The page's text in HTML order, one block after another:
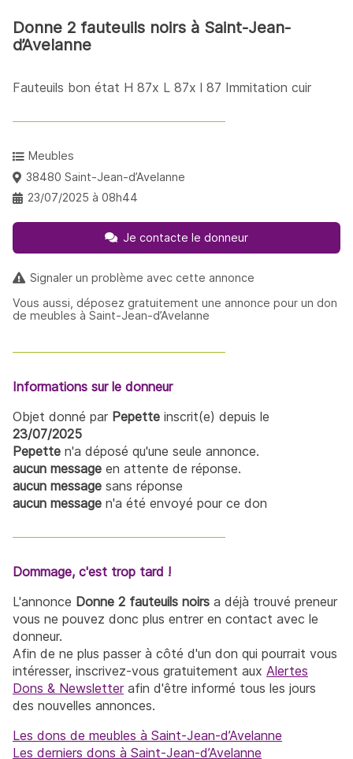
Donne 2 fauteuils noirs à Saint-Jean-
d’Avelanne
Fauteuils bon état H 87x L 87x l 87 Immitation cuir
Meubles
38480 Saint-Jean-d’Avelanne
23/07/2025 à 08h44
Je contacte le donneur
Signaler un problème avec cette annonce
Vous aussi, déposez gratuitement une annonce pour un don
de meubles à Saint-Jean-d’Avelanne
Informations sur le donneur
Objet donné par Pepette inscrit(e) depuis le
23/07/2025
Pepette n'a déposé qu'une seule annonce.
aucun message en attente de réponse.
aucun message sans réponse
aucun message n'a été envoyé pour ce don
Dommage, c'est trop tard !
L'annonce Donne 2 fauteuils noirs a déjà trouvé preneur
vous ne pouvez donc plus entrer en contact avec le
donneur.
Afin de ne plus passer à côté d'un don qui pourrait vous
intéresser, inscrivez-vous gratuitement aux Alertes
Dons & Newsletterafin d'être informé tous les jours
des nouvelles annonces.
Les dons de meubles à Saint-Jean-d’Avelanne
Les derniers dons à Saint-Jean-d’Avelanne